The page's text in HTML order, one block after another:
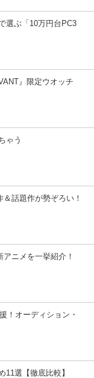
選ぶ「10万円台PC3
』限定ウオッチ
ゃう
話題作が勢ぞろい！
アニメを一挙紹介！
！オーディション・
11選【徹底比較】